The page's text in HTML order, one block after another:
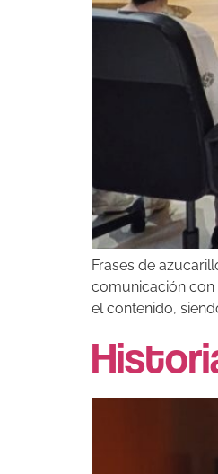
Frases de
comunicación con
el contenido,